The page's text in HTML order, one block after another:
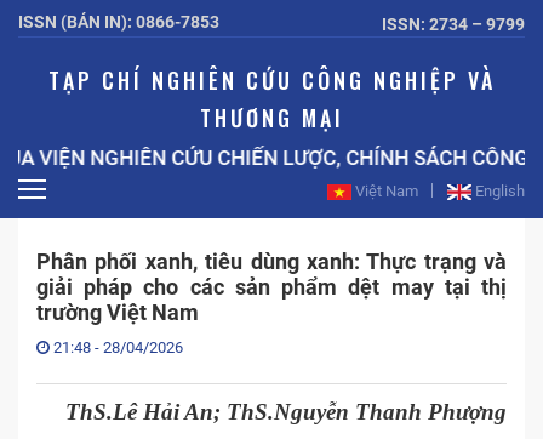
ISSN (BẢN IN): 0866-7853 ISSN: 2734 – 9799
TẠP CHÍ NGHIÊN CỨU CÔNG NGHIỆP VÀ
THƯƠNG MẠI
CỨU CHIẾN LƯỢC, CHÍNH SÁCH CÔNG THƯƠNG
Việt Nam English
Phân phối xanh, tiêu dùng xanh: Thực trạng và
giải pháp cho các sản phẩm dệt may tại thị
trường Việt Nam
21:48 - 28/04/2026
ThS.Lê Hải An; ThS.Nguyễn Thanh Phượng